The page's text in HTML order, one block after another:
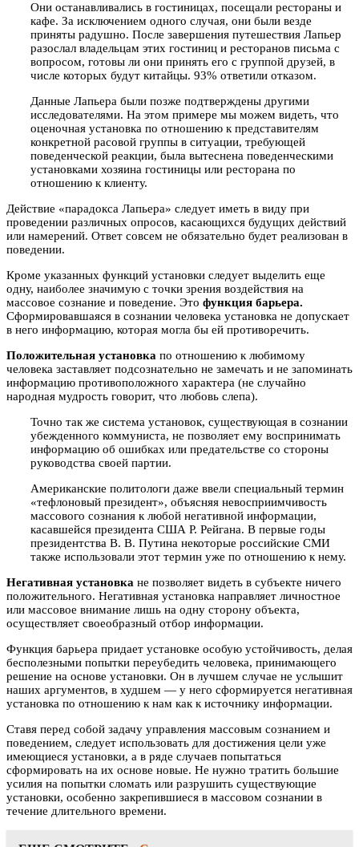
Они останавливались в гостиницах, посещали рестораны и
кафе. За исключением одного случая, они были везде
приняты радушно. После завершения путешествия Лапьер
разослал владельцам этих гостиниц и ресторанов письма с
вопросом, готовы ли они принять его с группой друзей, в
числе которых будут китайцы. 93% ответили отказом.
Данные Лапьера были позже подтверждены другими
исследователями. На этом примере мы можем видеть, что
оценочная установка по отношению к представителям
конкретной расовой группы в ситуации, требующей
поведенческой реакции, была вытеснена поведенческими
установками хозяина гостиницы или ресторана по
отношению к клиенту.
Действие «парадокса Лапьера» следует иметь в виду при
проведении различных опросов, касающихся будущих действий
или намерений. Ответ совсем не обязательно будет реализован в
поведении.
Кроме указанных функций установки следует выделить еще
одну, наиболее значимую с точки зрения воздействия на
массовое сознание и поведение. Это функция барьера.
Сформировавшаяся в сознании человека установка не допускает
в него информацию, которая могла бы ей противоречить.
Положительная установка по отношению к любимому
человека заставляет подсознательно не замечать и не запоминать
информацию противоположного характера (не случайно
народная мудрость говорит, что любовь слепа).
Точно так же система установок, существующая в сознании
убежденного коммуниста, не позволяет ему воспринимать
информацию об ошибках или предательстве со стороны
руководства своей партии.
Американские политологи даже ввели специальный термин
«тефлоновый президент», объясняя невосприимчивость
массового сознания к любой негативной информации,
касавшейся президента США Р. Рейгана. В первые годы
президентства В. В. Путина некоторые российские СМИ
также использовали этот термин уже по отношению к нему.
Негативная установка не позволяет видеть в субъекте ничего
положительного. Негативная установка направляет личностное
или массовое внимание лишь на одну сторону объекта,
осуществляет своеобразный отбор информации.
Функция барьера придает установке особую устойчивость, делая
бесполезными попытки переубедить человека, принимающего
решение на основе установки. Он в лучшем случае не услышит
наших аргументов, в худшем — у него сформируется негативная
установка по отношению к нам как к источнику информации.
Ставя перед собой задачу управления массовым сознанием и
поведением, следует использовать для достижения цели уже
имеющиеся установки, а в ряде случаев попытаться
сформировать на их основе новые. Не нужно тратить большие
усилия на попытки сломать или разрушить существующие
установки, особенно закрепившиеся в массовом сознании в
течение длительного времени.